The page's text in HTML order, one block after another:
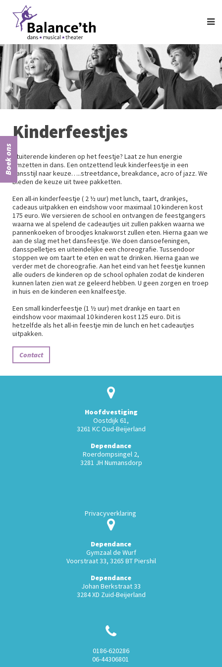
Boek ons
Kinderfeestjes
Stuiterende kinderen op het feestje? Laat ze hun energie
omzetten in dans. Een ontzettend leuk kinderfeestje in een
dansstijl naar keuze…..streetdance, breakdance, acro of jazz. We
bieden de keuze uit twee pakketten.
Een all-in kinderfeestje ( 2 ½ uur) met lunch, taart, drankjes,
cadeaus uitpakken en eindshow voor maximaal 10 kinderen kost
175 euro. We versieren de school en ontvangen de feestgangers
waarna we al spelend de cadeautjes uit zullen pakken waarna we
pannenkoeken of broodjes knakworst zullen eten. Hierna gaan we
aan de slag met het dansfeestje. We doen dansoefeningen,
dansspelletjes en uiteindelijke een choreografie. Tussendoor
stoppen we om taart te eten en wat te drinken. Hierna gaan we
verder met de choreografie. Aan het eind van het feestje kunnen
alle ouders de kinderen op de school ophalen zodat de kinderen
kunnen laten zien wat ze geleerd hebben. U geen zorgen en troep
in huis en de kinderen een knalfeestje.
Een small kinderfeestje (1 ½ uur) met drankje en taart en
eindshow voor maximaal 10 kinderen kost 125 euro. Dit is
hetzelfde als het all-in feestje min de lunch en het cadeautjes
uitpakken.
Contact
Hoofdvestiging
Oostdijk 61,
3261 KC Oud-Beijerland
Dependance
Roerdompsingel 2,
3281 JH Numansdorp
Privacyverklaring
Dependance
Gymzaal de Wurf
Voorstraat 33, 3265 BT Piershil
Dependance
Johan Berkstraat 33
3284 XD Zuid-Beijerland
0186-620286
06-44306801